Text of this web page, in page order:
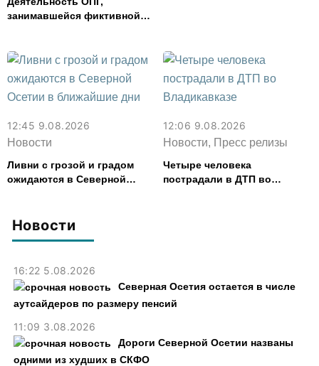
Новости
16:22 5.08.2026
Северная Осетия остается в числе
аутсайдеров по размеру пенсий
11:09 3.08.2026
Дороги Северной Осетии названы
одними из худших в СКФО
занимавшейся фиктивной
12:45 9.08.2026
Новости
Ливни с грозой и градом
ожидаются в Северной
12:06 9.08.2026
Новости, Пресс релизы
Четыре человека
пострадали в ДТП во